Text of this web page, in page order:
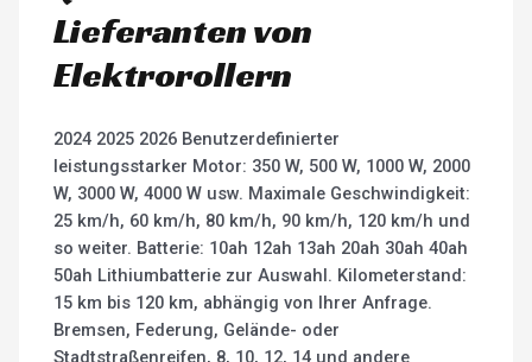
Lieferanten von
Elektrorollern
2024 2025 2026 Benutzerdefinierter
leistungsstarker Motor: 350 W, 500 W, 1000 W, 2000
W, 3000 W, 4000 W usw. Maximale Geschwindigkeit:
25 km/h, 60 km/h, 80 km/h, 90 km/h, 120 km/h und
so weiter. Batterie: 10ah 12ah 13ah 20ah 30ah 40ah
50ah Lithiumbatterie zur Auswahl. Kilometerstand:
15 km bis 120 km, abhängig von Ihrer Anfrage.
Bremsen, Federung, Gelände- oder